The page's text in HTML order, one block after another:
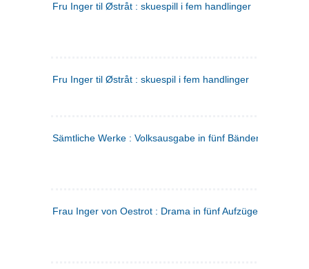
Fru Inger til Østråt : skuespill i fem handlinger
Fru Inger til Østråt : skuespil i fem handlinger
Sämtliche Werke : Volksausgabe in fünf Bänden
Frau Inger von Oestrot : Drama in fünf Aufzügen